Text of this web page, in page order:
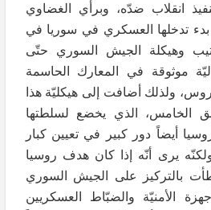
انقلاب ضدّه، وبرأي الغضاوي
تدخلها العسكري في سوريا في
ترتيب وهيكلة الجيش السوري حتّى
موثوقة في المعارك الحاسمة
ولذلك أضافت إلى هيكليّة هذا
الخامس، الذي يخضع لسلطتها
أيضاً دور كبير في تعيين كبار
يرى أنّه إذا كان هدف روسيا
بالتركيز على الجيش السوري
الأمنيّة والضبّاط العسكريين